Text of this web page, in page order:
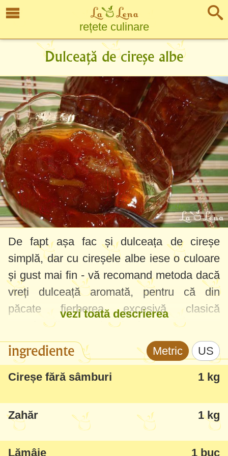
rețete culinare
Dulceață de cireșe albe
De fapt așa fac și dulceața de cireșe
simplă, dar cu cireșele albe iese o culoare
și gust mai fin - vă recomand metoda dacă
vreți dulceață aromată, pentru că din
păcate fierberea excesivă clasică
transformă gustul și face ca toate
dulcețurile să aibă un gust comun, de
zahăr fiert colorat.
la rând eram prea ocupată să fierb
dulceața și s-o conservez - o lăsam să
fiarbă puțin să nu fermenteze și iar o lăsam
vezi toată descrierea
ingrediente Metric US
Cireșe fără sâmburi 1 kg
Zahăr 1 kg
Lămâie 1 buc